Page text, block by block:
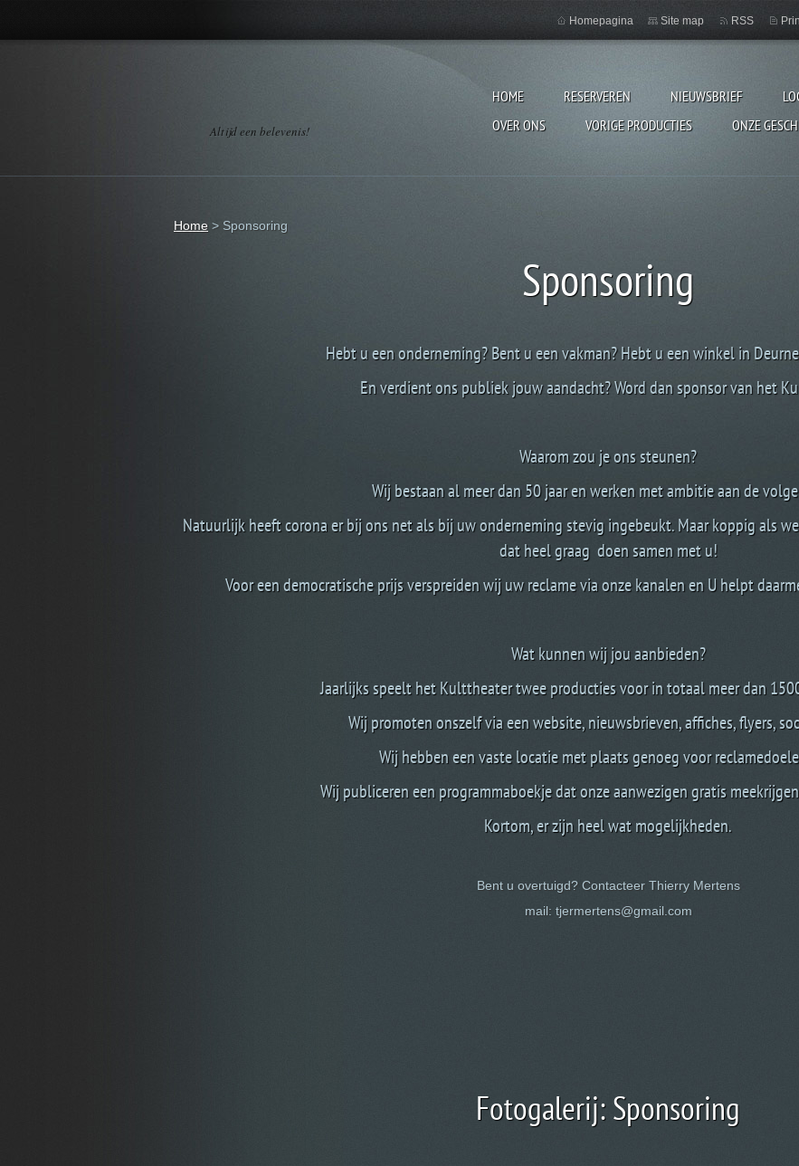
Altijd een belevenis!
HOME RESERVEREN NIEUWSBRIEF
OVER ONS
VORIGE PRODUCTIES ONZE
Homepagina Site map RSS
Home > Sponsoring
Sponsoring
Hebt u een onderneming? Bent u een vakman? Hebt u een winkel in
En verdient ons publiek jouw aandacht? Word dan sponsor van het
Waarom zou je ons steunen?
Wij bestaan al meer dan 50 jaar en werken met ambitie aan de
Natuurlijk heeft corona er bij ons net als bij uw onderneming stevig ingebeukt. Maar koppig als
dat heel graag doen samen met u!
Voor een democratische prijs verspreiden wij uw reclame via onze kanalen en U helpt
Wat kunnen wij jou aanbieden?
Jaarlijks speelt het Kulttheater twee producties voor in totaal meer dan
Wij promoten onszelf via een website, nieuwsbrieven, affiches, flyers,
Wij hebben een vaste locatie met plaats genoeg voor
Wij publiceren een programmaboekje dat onze aanwezigen gratis
Kortom, er zijn heel wat mogelijkheden.
Bent u overtuigd? Contacteer Thierry Mertens
mail: tjermertens@gmail.com
Fotogalerij: Sponsoring